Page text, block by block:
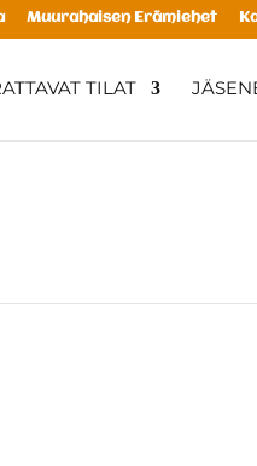
Muurahaisen Erämiehet
TILAT